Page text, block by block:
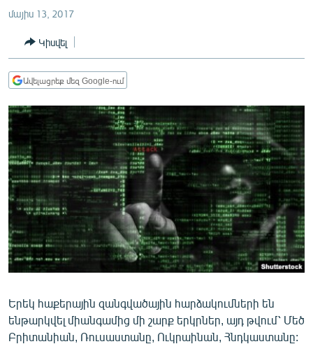
ՏՆՏԵՍՈՒԹՅՈՒՆ
ՂԱՐԱԲԱՂ
ՏԱՐԱԾԱՇՐՋԱՆ
ՄԻՋԱԶԳԱՅԻՆ
ՄՇԱԿՈՒՅԹ
ՍՊՈՐՏ
ՄԵԿՆԱԲԱՆՈՒԹՅՈՒՆ
ՏՏ ԵՒ ԻՆՏԵՐՆԵՏ
ԱՐԽԻՎ
ՏԵՍԱՆՅՈՒԹԵՐ
մայիս 13, 2017
Կիսվել
Ավելացրեք մեզ Google-ում
Երեկ հաքերային զանգվածային հարձակումների են
ենթարկվել միանգամից մի շարք երկրներ, այդ թվում՝ Մեծ
Բրիտանիան, Ռուսաստանը, Ուկրաինան, Հնդկաստանը: